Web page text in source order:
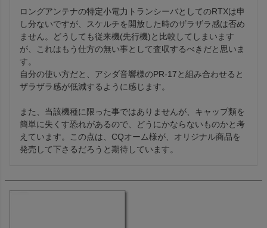
ロングアンテナの特定小電力トランシーバとしてのRTXは申
し分ないですが、スケルチを開放した時のザラザラ感は否め
ません。どうしても従来機(先行機)と比較してしまいます
が、これはもう仕方の無い事として査収するべきだと思いま
す。
自分の使い方だと、アシダ音響様のPR-17と組み合わせると
ザラザラ感が低減するように感じます。
また、当該機種に限った事ではありませんが、キャップ類を
簡単に失くす恐れがあるので、どうにかならないものかと考
えています。この点は、CQオーム様が、オリジナル商品を
発売して下さるだろうと期待しています。